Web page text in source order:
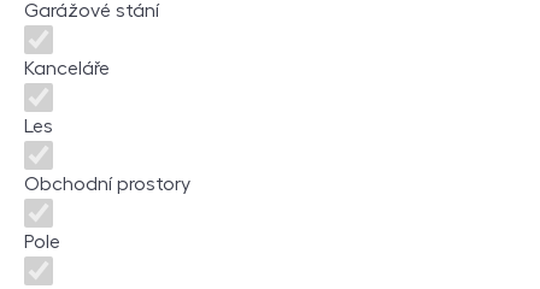
Garážové stání
Kanceláře
Les
Obchodní prostory
Pole